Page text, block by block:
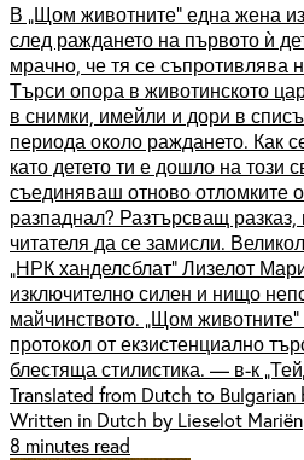
В „Щом животните” една жена
след раждането на първото ѝ
мрачно, че тя се съпротивлява
Търси опора в животинското
в снимки, имейли и дори в
периода около раждането. Как
като детето ти е дошло на този
съединяваш отново отломките
разпаднал? Разтърсващ
читателя да се замисли.
„НРК ханделсблат” Лизелот
изключително силен и нищо
майчинството. „Щом
протокол от екзистенциално
блестяща стилистика. — в-к
Translated from Dutch to Bulgarian
Written in Dutch by Lieselot Mariën
8 minutes read